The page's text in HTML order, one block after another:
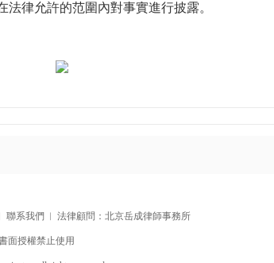
律允許的范圍內對事實進行披露。
聯系我們 ︱ 法律顧問：北京岳成律師事務所
面授權禁止使用